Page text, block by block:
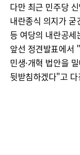
다만 최근 민주당
내란종식 의지가
등 여당의 내란공세
앞선 정견발표에서
민생·개혁 법안을
뒷받침하겠다"고